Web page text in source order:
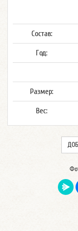
Состав:
Год:
Размер:
Вес: